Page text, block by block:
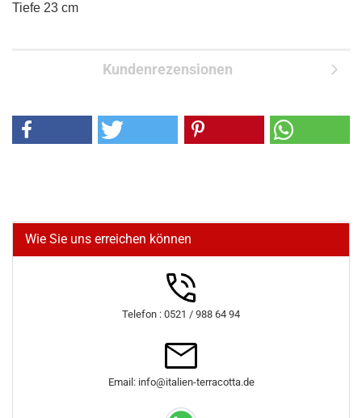
Tiefe 23 cm
Kundenrezensionen
Wie Sie uns erreichen können
Telefon : 0521 / 988 64 94
Email: info@italien-terracotta.de